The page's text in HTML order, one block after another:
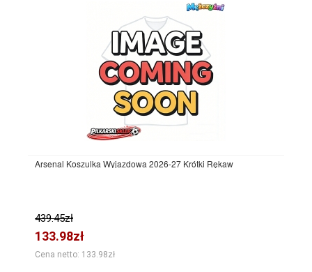
Arsenal Koszulka Wyjazdowa 2026-27 Krótki Rękaw
439.45zł
133.98zł
Cena netto: 133.98zł